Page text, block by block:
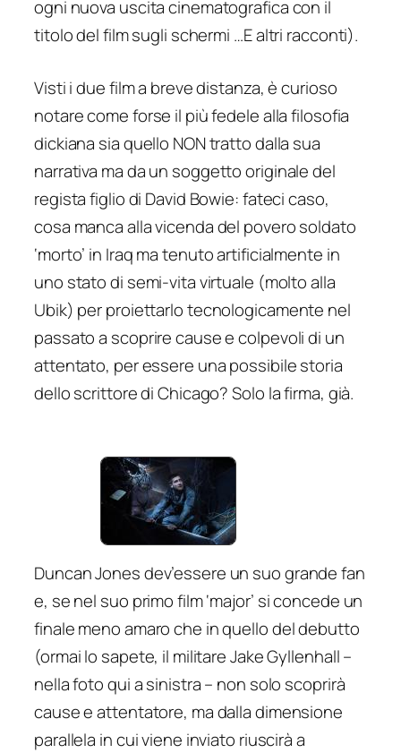
ogni nuova uscita cinematografica con il
titolo del film sugli schermi …E altri racconti).
Visti i due film a breve distanza, è curioso
notare come forse il più fedele alla filosofia
dickiana sia quello NON tratto dalla sua
narrativa ma da un soggetto originale del
regista figlio di David Bowie: fateci caso,
cosa manca alla vicenda del povero soldato
‘morto’ in Iraq ma tenuto artificialmente in
uno stato di semi-vita virtuale (molto alla
Ubik) per proiettarlo tecnologicamente nel
passato a scoprire cause e colpevoli di un
attentato, per essere una possibile storia
dello scrittore di Chicago? Solo la firma, già.
Duncan Jones dev’essere un suo grande fan
e, se nel suo primo film ‘major’ si concede un
finale meno amaro che in quello del debutto
(ormai lo sapete, il militare Jake Gyllenhall –
nella foto qui a sinistra – non solo scoprirà
cause e attentatore, ma dalla dimensione
parallela in cui viene inviato riuscirà a